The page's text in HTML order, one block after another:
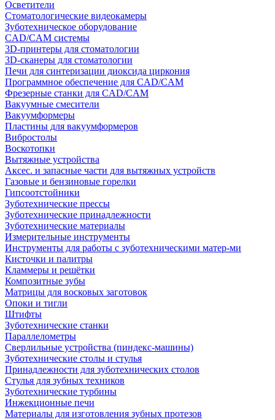
Осветители
Стоматологические видеокамеры
Зуботехническое оборудование
CAD/CAM системы
3D-принтеры для стоматологии
3D-сканеры для стоматологии
Печи для синтеризации диоксида циркония
Программное обеспечение для CAD/CAM
Фрезерные станки для CAD/CAM
Вакуумные смесители
Вакуумформеры
Пластины для вакуумформеров
Вибростолы
Воскотопки
Вытяжные устройства
Аксес. и запасные части для вытяжных устройств
Газовые и бензиновые горелки
Гипсоотстойники
Зуботехнические прессы
Зуботехнические принадлежности
Зуботехнические материалы
Измерительные инструменты
Инструменты для работы с зуботехническими матер-ми
Кисточки и палитры
Кламмеры и решётки
Композитные зубы
Матрицы для восковых заготовок
Опоки и тигли
Штифты
Зуботехнические станки
Параллелометры
Сверлильные устройства (пиндекс-машины)
Зуботехнические столы и стулья
Принадлежности для зуботехнических столов
Стулья для зубных техников
Зуботехнические турбины
Инжекционные печи
Материалы для изготовления зубных протезов